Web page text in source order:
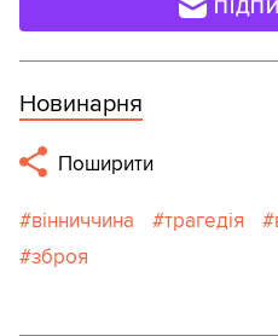
Новинарня
Поширити
вінниччина трагедія
зброя